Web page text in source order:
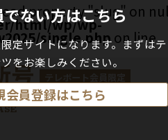
ない方はこちら
定サイトになります。まずはテ
をお楽しみください。
会員登録はこちら
property "slug" on
html/wp/wp-
single.phpon line
号